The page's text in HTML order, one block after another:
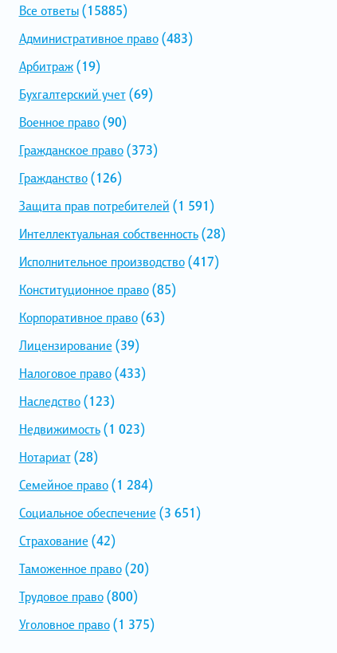
Все ответы(15885)
Административное право(483)
Арбитраж(19)
Бухгалтерский учет(69)
Военное право(90)
Гражданское право(373)
Гражданство(126)
Защита прав потребителей (1 591)
Интеллектуальная собственность(28)
Исполнительное производство(417)
Конституционное право(85)
Корпоративное право(63)
Лицензирование (39)
Налоговое право(433)
Наследство(123)
Недвижимость(1 023)
Нотариат(28)
Семейное право(1 284)
Социальное обеспечение (3 651)
Страхование (42)
Таможенное право(20)
Трудовое право(800)
Уголовное право(1 375)